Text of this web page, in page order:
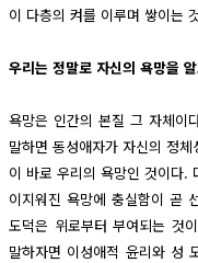
이 다층의 켜를 이루며 쌓이는
우리는 정말로 자신의 욕망을
욕망은 인간의 본질 그 자체이
말하면 동성애자가 자신의 정
이 바로 우리의 욕망인 것이다.
이지워진 욕망에 충실함이 곧
도덕은 위로부터 부여되는 것
말하자면 이성애적 윤리와 성